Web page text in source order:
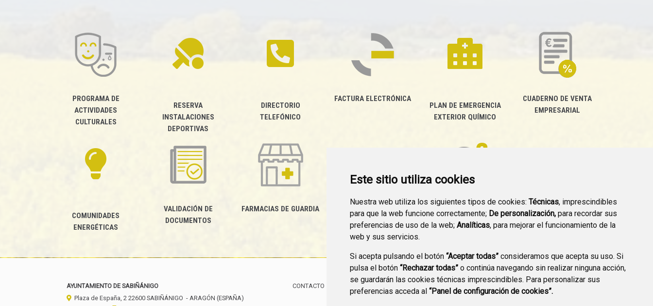
Este sitio utiliza cookies
Nuestra web utiliza los siguientes tipos de cookies: Técnicas, imprescindibles
para que la web funcione correctamente; De personalización, para recordar sus
preferencias de uso de la web; Analíticas, para mejorar el funcionamiento de la
web y sus servicios.
Si acepta pulsando el botón “Aceptar todas” consideramos que acepta su uso. Si
pulsa el botón “Rechazar todas” o continúa navegando sin realizar ninguna acción,
se guardarán las cookies técnicas imprescindibles. Para personalizar sus
preferencias acceda al “Panel de configuración de cookies”.
PROGRAMA DE
ACTIVIDADES
CULTURALES
RESERVA
INSTALACIONES
DEPORTIVAS
DIRECTORIO
TELEFÓNICO
FACTURA ELECTRÓNICA
PLAN DE EMERGENCIA
EXTERIOR QUÍMICO
CUADERNO DE VENTA
EMPRESARIAL
COMUNIDADES
ENERGÉTICAS
VALIDACIÓN DE
DOCUMENTOS
FARMACIAS DE GUARDIA
CANAL YOUTUBE
PREGUNTAS
FRECUENTES
PLAN DE ACCIÓN LOCAL
2030
AYUNTAMIENTO DE SABIÑÁNIGO
Plaza de España, 2 22600 SABIÑÁNIGO - ARAGÓN (ESPAÑA)
CONTACTO POLÍTICA DE PRIVACIDAD ACCESIBILIDAD POLÍTICA DE COOKIES